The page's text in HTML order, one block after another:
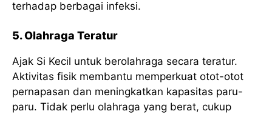
terhadap berbagai infeksi.
5. Olahraga Teratur
Ajak Si Kecil untuk berolahraga secara teratur.
Aktivitas fisik membantu memperkuat otot-otot
pernapasan dan meningkatkan kapasitas paru-
paru. Tidak perlu olahraga yang berat, cukup